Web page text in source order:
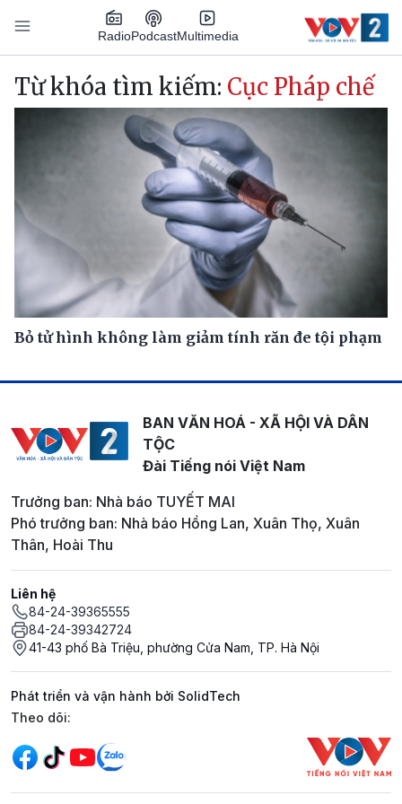
Nhảy đến nội dung
RadioPodcastMultimedia
Main navigation
Từ khóa tìm kiếm: Cục Pháp chế
Bỏ tử hình không làm giảm tính răn đe tội phạm
BAN VĂN HOÁ - XÃ HỘI VÀ DÂN
TỘC
Đài Tiếng nói Việt Nam
Trưởng ban: Nhà báo TUYẾT MAI
Phó trưởng ban: Nhà báo Hồng Lan, Xuân Thọ, Xuân
Thân, Hoài Thu
Liên hệ
84-24-39365555
84-24-39342724
41-43 phố Bà Triệu, phường Cửa Nam, TP. Hà Nội
Phát triển và vận hành bởi SolidTech
Mạng xã hội
Theo dõi: